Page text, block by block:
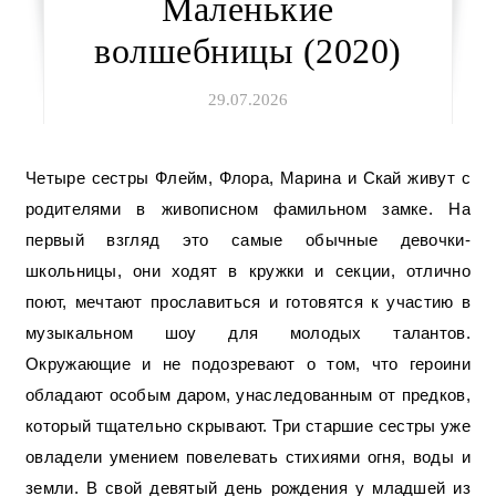
Маленькие
волшебницы (2020)
29.07.2026
Четыре сестры Флейм, Флора, Марина и Скай живут с
родителями в живописном фамильном замке. На
первый взгляд это самые обычные девочки-
школьницы, они ходят в кружки и секции, отлично
поют, мечтают прославиться и готовятся к участию в
музыкальном шоу для молодых талантов.
Окружающие и не подозревают о том, что героини
обладают особым даром, унаследованным от предков,
который тщательно скрывают. Три старшие сестры уже
овладели умением повелевать стихиями огня, воды и
земли. В свой девятый день рождения у младшей из